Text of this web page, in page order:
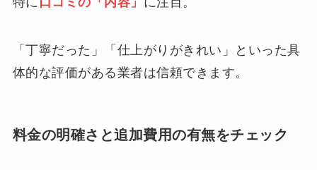
「丁寧だった」「仕上がりがきれい」といった具
体的な評価がある業者は信頼できます。
料金の明確さと追加費用の有無をチェック